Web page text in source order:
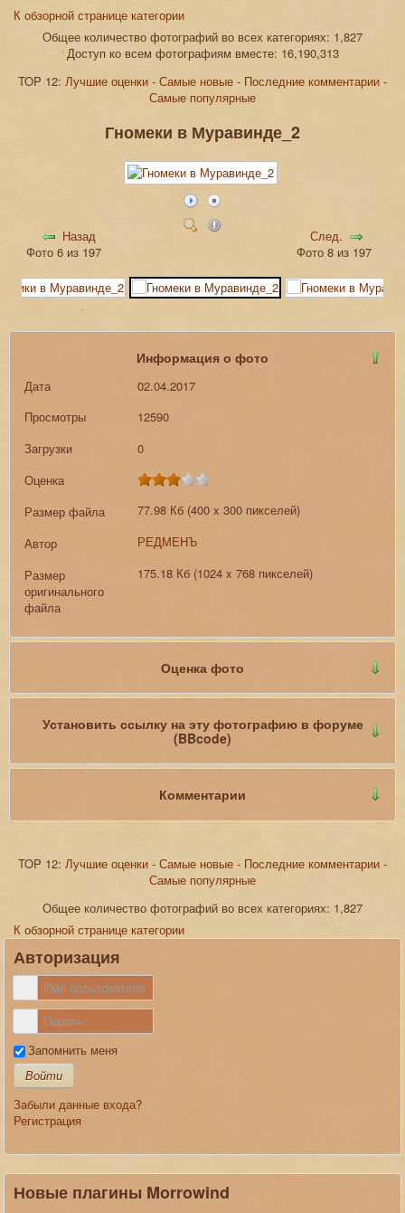
К обзорной странице категории
Общее количество фотографий во всех категориях: 1,827
Доступ ко всем фотографиям вместе: 16,190,313
TOP 12: Лучшие оценки - Самые новые - Последние комментарии -
Самые популярные
Гномеки в Муравинде_2
Назад
Фото 6 из 197
След.
Фото 8 из 197
Информация о фото
Дата
02.04.2017
Просмотры
12590
Загрузки
0
Оценка
Размер файла
77.98 Кб (400 x 300 пикселей)
Автор
РЕДМЕНЪ
Размер
оригинального
файла
175.18 Кб (1024 x 768 пикселей)
Оценка фото
Установить ссылку на эту фотографию в форуме
(BBcode)
Комментарии
JComments
TOP 12: Лучшие оценки - Самые новые - Последние комментарии -
Самые популярные
Общее количество фотографий во всех категориях: 1,827
К обзорной странице категории
Авторизация
Запомнить меня
Войти
Забыли данные входа?
Регистрация
Новые плагины Morrowind